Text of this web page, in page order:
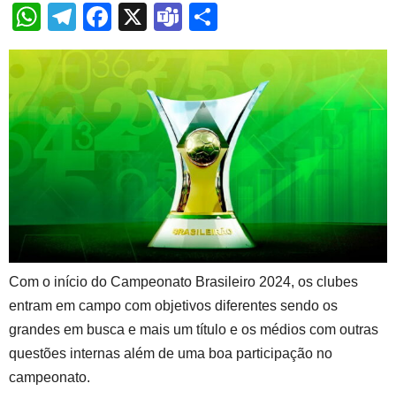
W
h
at
s
A
p
p
T
el
e
gr
a
m
F
a
c
e
b
o
o
k
X
T
e
a
m
s
h
ar
e
Com o início do Campeonato Brasileiro 2024, os clubes
entram em campo com objetivos diferentes sendo os
grandes em busca e mais um título e os médios com outras
questões internas além de uma boa participação no
campeonato.